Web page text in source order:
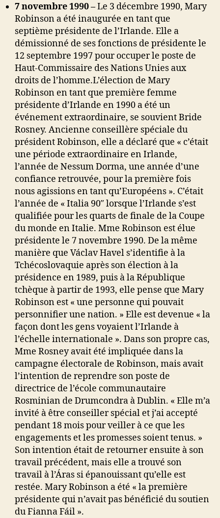
7 novembre 1990 –Le 3 décembre 1990, Mary
Robinson a été inaugurée en tant que
septième présidente de l’Irlande. Elle a
démissionné de ses fonctions de présidente le
12 septembre 1997 pour occuper le poste de
Haut-Commissaire des Nations Unies aux
droits de l’homme.L’élection de Mary
Robinson en tant que première femme
présidente d’Irlande en 1990 a été un
événement extraordinaire, se souvient Bride
Rosney. Ancienne conseillère spéciale du
président Robinson, elle a déclaré que « c’était
une période extraordinaire en Irlande,
l’année de Nessum Dorma, une année d’une
confiance retrouvée, pour la première fois
nous agissions en tant qu’Européens ». C’était
l’année de « Italia 90″ lorsque l’Irlande s’est
qualifiée pour les quarts de finale de la Coupe
du monde en Italie. Mme Robinson est élue
présidente le 7 novembre 1990. De la même
manière que Václav Havel s’identifie à la
Tchécoslovaquie après son élection à la
présidence en 1989, puis à la République
tchèque à partir de 1993, elle pense que Mary
Robinson est « une personne qui pouvait
personnifier une nation. » Elle est devenue « la
façon dont les gens voyaient l’Irlande à
l’échelle internationale ». Dans son propre cas,
Mme Rosney avait été impliquée dans la
campagne électorale de Robinson, mais avait
l’intention de reprendre son poste de
directrice de l’école communautaire
Rosminian de Drumcondra à Dublin. « Elle m’a
invité à être conseiller spécial et j’ai accepté
pendant 18 mois pour veiller à ce que les
engagements et les promesses soient tenus. »
Son intention était de retourner ensuite à son
travail précédent, mais elle a trouvé son
travail à l’Áras si épanouissant qu’elle est
restée. Mary Robinson a été « la première
présidente qui n’avait pas bénéficié du soutien
du Fianna Fáil ».